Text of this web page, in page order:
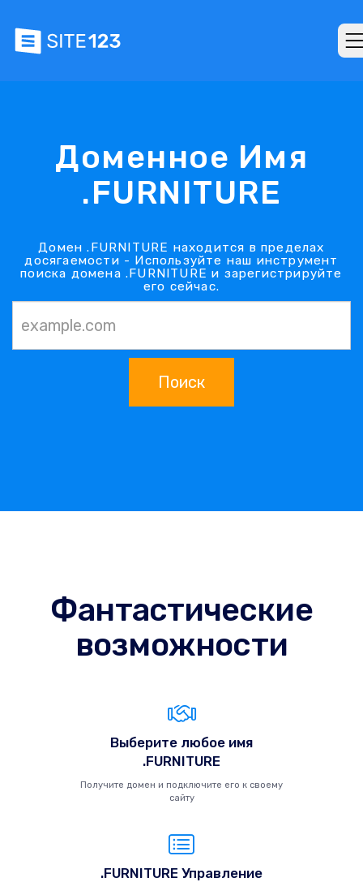
Доменное Имя
.FURNITURE
Домен .FURNITURE находится в пределах
досягаемости - Используйте наш инструмент
поиска домена .FURNITURE и зарегистрируйте
его сейчас.
Поиск
Фантастические
возможности
Выберите любое имя
.FURNITURE
Получите домен и подключите его к своему
сайту
.FURNITURE Управление